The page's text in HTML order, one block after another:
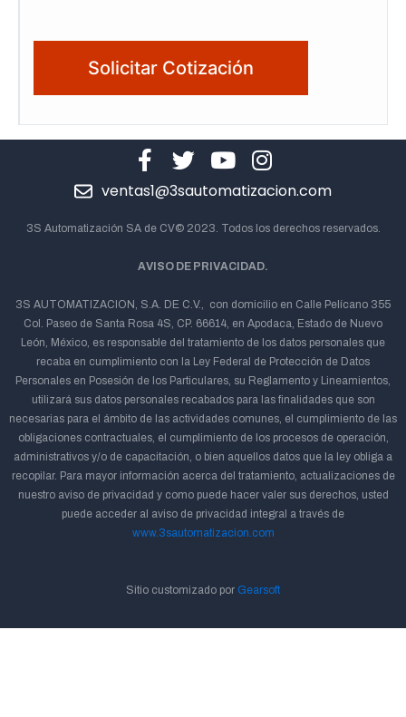
ventas1@3sautomatizacion.com
3S Automatización SA de CV© 2023. Todos los derechos reservados.
AVISO DE PRIVACIDAD.
3S AUTOMATIZACION, S.A. DE C.V., con domicilio en Calle Pelícano 355
Col. Paseo de Santa Rosa 4S, CP. 66614, en Apodaca, Estado de Nuevo
León, México, es responsable del tratamiento de los datos personales que
recaba en cumplimiento con la Ley Federal de Protección de Datos
Personales en Posesión de los Particulares, su Reglamento y Lineamientos,
utilizará sus datos personales recabados para las finalidades que son
necesarias para el ámbito de las actividades comunes, el cumplimiento de las
obligaciones contractuales, el cumplimiento de los procesos de operación,
administrativos y/o de capacitación, o bien aquellos datos que la ley obliga a
recopilar. Para mayor información acerca del tratamiento, actualizaciones de
nuestro aviso de privacidad y como puede hacer valer sus derechos, usted
puede acceder al aviso de privacidad integral a través de
www.3sautomatizacion.com
Sitio customizado por Gearsoft